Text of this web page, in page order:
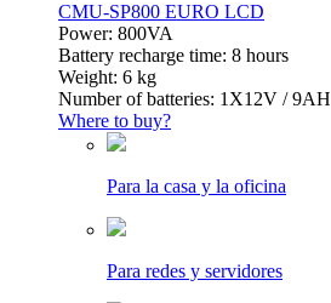
CMU-SP800 EURO LCD
Power: 800VA
Battery recharge time: 8 hours
Weight: 6 kg
Number of batteries: 1Х12V / 9AH
Where to buy?
Para la casa y la oficina
Para redes y servidores